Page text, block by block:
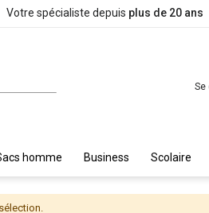
Votre spécialiste depuis plus de 20 ans
Se
homme Business Scolaire